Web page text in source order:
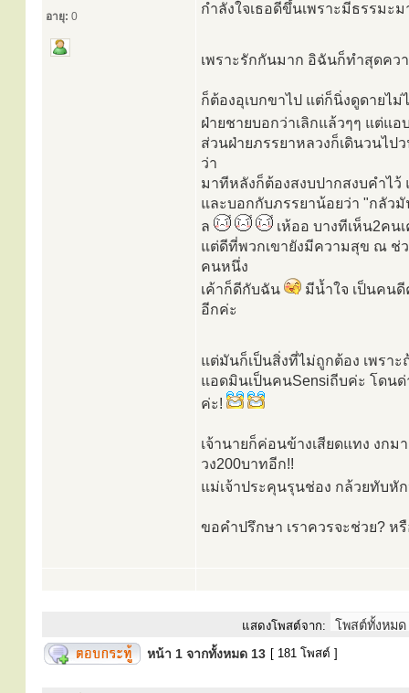
อายุ: 0
กำลังใจเธอดีขึ้นเพราะมีธรรมะ
เพราะรักกันมาก อิฉันก็ทำสุดคว
ก็ต้องอุเบกขาไป แต่ก็นิ่งดูดายไ
ฝ่ายชายบอกว่าเลิกแล้วๆๆ แต่แ
ส่วนฝ่ายภรรยาหลวงก็เดินวนไ
ว่า
มาทีหลังก็ต้องสงบปากสงบคำไ
และบอกกับภรรยาน้อยว่า "กลัวมั
ล
เห้ออ บางทีเห็น2คน
แต่ดีที่พวกเขายังมีความสุข ณ ช่ว
คนหนึ่ง
เค้าก็ดีกับฉัน
มีน้ำใจ เป็นคน
อีกค่ะ
แต่มันก็เป็นสิ่งที่ไม่ถูกต้อง เพราะ
แอดมินเป็นคนSensiถีบค่ะ โดน
ค่ะ!
เจ้านายก็ค่อนข้างเสียดแทง งก
วง200บาทอีก!!
แม่เจ้าประคุนรุนช่อง กล้วยทับหั
ขอคำปรึกษา เราควรจะช่วย? ห
แสดงโพสต์จาก:
หน้า 1 จากทั้งหมด 13 [ 181 โพสต์ ]